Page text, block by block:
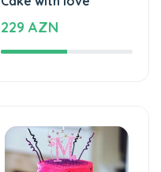
229 AZN